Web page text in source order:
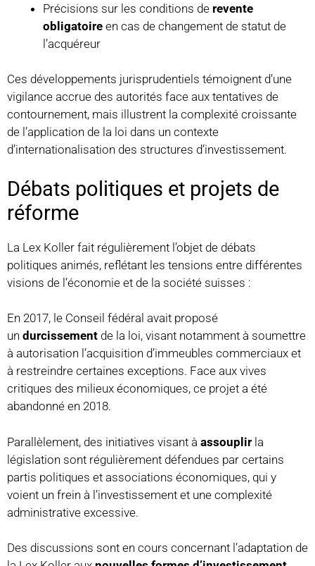
Précisions sur les conditions de revente
obligatoire en cas de changement de statut de
l’acquéreur
Ces développements jurisprudentiels témoignent d’une
vigilance accrue des autorités face aux tentatives de
contournement, mais illustrent la complexité croissante
de l’application de la loi dans un contexte
d’internationalisation des structures d’investissement.
Débats politiques et projets de
réforme
La Lex Koller fait régulièrement l’objet de débats
politiques animés, reflétant les tensions entre différentes
visions de l’économie et de la société suisses :
En 2017, le Conseil fédéral avait proposé
un durcissement de la loi, visant notamment à soumettre
à autorisation l’acquisition d’immeubles commerciaux et
à restreindre certaines exceptions. Face aux vives
critiques des milieux économiques, ce projet a été
abandonné en 2018.
Parallèlement, des initiatives visant à assouplir la
législation sont régulièrement défendues par certains
partis politiques et associations économiques, qui y
voient un frein à l’investissement et une complexité
administrative excessive.
Des discussions sont en cours concernant l’adaptation de